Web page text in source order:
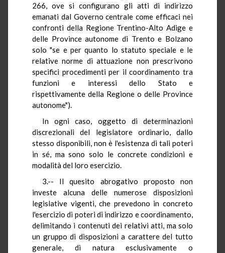
266, ove si configurano gli atti di indirizzo
emanati dal Governo centrale come efficaci nei
confronti della Regione Trentino-Alto Adige e
delle Province autonome di Trento e Bolzano
solo "se e per quanto lo statuto speciale e le
relative norme di attuazione non prescrivono
specifici procedimenti per il coordinamento tra
funzioni e interessi dello Stato e
rispettivamente della Regione o delle Province
autonome").
In ogni caso, oggetto di determinazioni
discrezionali del legislatore ordinario, dallo
stesso disponibili, non è l'esistenza di tali poteri
in sé, ma sono solo le concrete condizioni e
modalità del loro esercizio.
3.-- Il quesito abrogativo proposto non
investe alcuna delle numerose disposizioni
legislative vigenti, che prevedono in concreto
l'esercizio di poteri di indirizzo e coordinamento,
delimitando i contenuti dei relativi atti, ma solo
un gruppo di disposizioni a carattere del tutto
generale, di natura esclusivamente o